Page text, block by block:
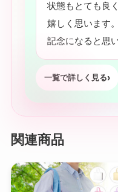
状態もとても良
嬉しく思います
記念になると思
一覧で詳しく見る
関連商品